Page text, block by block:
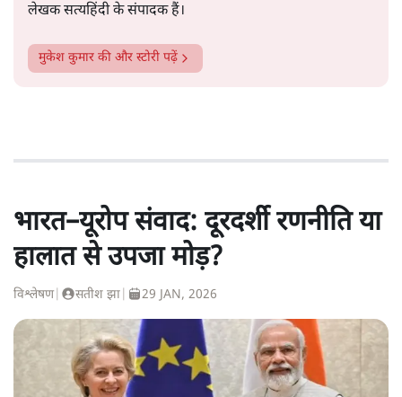
लेखक सत्यहिंदी के संपादक हैं।
मुकेश कुमार की और स्टोरी पढ़ें
भारत–यूरोप संवाद: दूरदर्शी रणनीति या
हालात से उपजा मोड़?
विश्लेषण| सतीश झा 29 JAN, 2026